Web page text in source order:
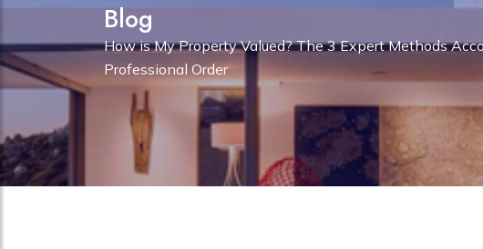
Blog
How is My Property Valued? The 3 Expert Methods
Professional Order